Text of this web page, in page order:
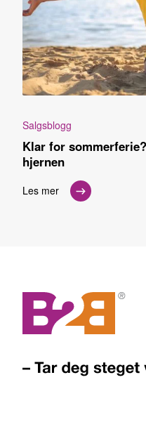
Salgsblogg
Klar for
hjernen
Les mer